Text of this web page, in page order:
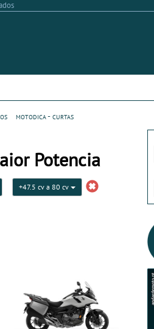
motodica - curtas
Potencia
+47.5 cv a 80 cv